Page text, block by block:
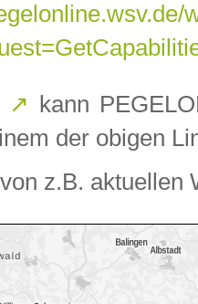
↗ kann
der obigen
z.B. aktuellen